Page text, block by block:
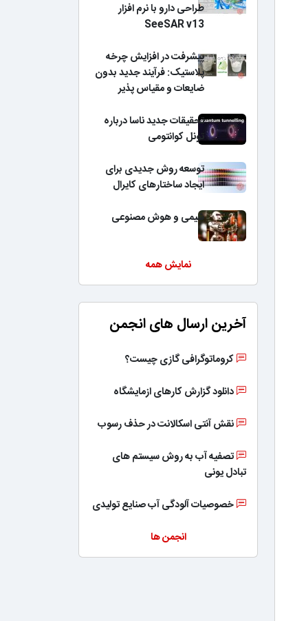
طراحی دارو با نرم افزار
SeeSAR v13
پیشرفت در افزایش چرخه
پلاستیک: فرآیند جدید بدون
ضایعات و مقیاس پذیر
تحقیقات جدید ناسا درباره
تونل کوانتومی
توسعه روش جدیدی برای
ایجاد ساختارهای کایرال
شیمی و هوش مصنوعی
نمایش همه
آخرین ارسال های انجمن
کروماتوگرافی گازی چیست؟
دانلود گزارش کارهای ازمایشگاه
نقش آنتی اسکالانت در حذف رسوب
تصفیه آب به روش سیستم های
تبادل یونی
خصوصیات آلودگی آب صنایع تولیدی
انجمن ها